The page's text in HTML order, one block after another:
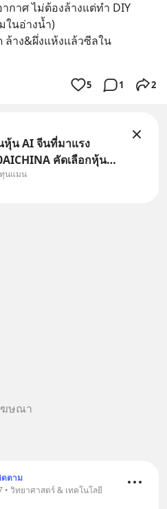
กาศ ไม่ต้องล้างแต่ทำ DIY
ในอ่างน้ำ)
ล้าง&ผึ่งแห้งแล้วซีลใน
5 1 2
หุ้น AI จีนที่มาแรง
คัดเลือกหุ้น
เข้ากองทุน.. ครอบคลุม
นแมน
ษณา
ดตาม
• วิทยาศาสตร์ & เทคโนโลยี